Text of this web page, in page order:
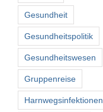
Gesundheit
Gesundheitspolitik
Gesundheitswesen
Gruppenreise
Harnwegsinfektionen